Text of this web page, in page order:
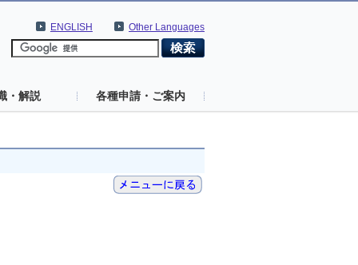
Other Languages
ENGLISH
・解説 各種申請・ご案内